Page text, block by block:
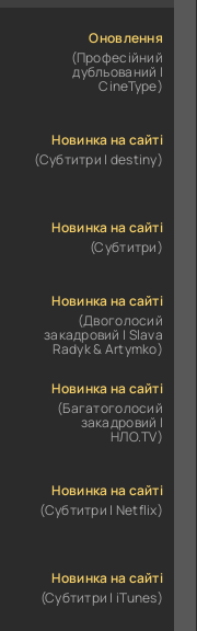
Оновлення
(Професійний
дубльований |
CineType)
Новинка на сайті
(Субтитри | destiny)
Новинка на сайті
(Субтитри)
Новинка на сайті
(Двоголосий
закадровий | Slava
Radyk & Artymko)
Новинка на сайті
(Багатоголосий
закадровий |
НЛО.TV)
Новинка на сайті
(Субтитри | Netflix)
Новинка на сайті
(Субтитри | iTunes)